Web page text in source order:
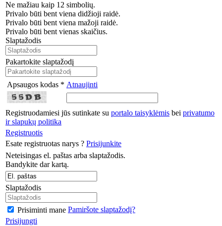
Ne mažiau kaip 12 simbolių.
Privalo būti bent viena didžioji raidė.
Privalo būti bent viena mažoji raidė.
Privalo būti bent vienas skaičius.
Slaptažodis
Pakartokite slaptažodį
Apsaugos kodas * Atnaujinti
Registruodamiesi jūs sutinkate su portalo taisyklėmis bei privatumo
ir slapukų politika
Registruotis
Esate registruotas narys ? Prisijunkite
Neteisingas el. paštas arba slaptažodis.
Bandykite dar kartą.
Slaptažodis
Prisiminti mane Pamiršote slaptažodį?
Prisijungti